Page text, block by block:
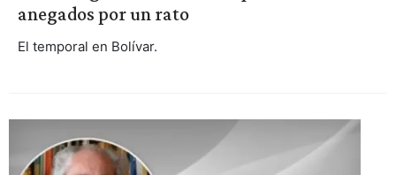
anegados por un rato
El temporal en Bolívar.